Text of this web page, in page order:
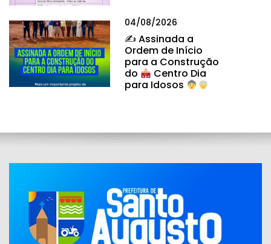
04/08/2026
✍ Assinada a
Ordem de Início
para a Construção
do
Centro Dia
para Idosos